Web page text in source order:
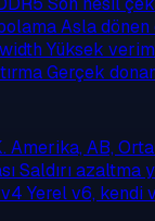
Asla
Yüksek
Gerçek
Amerika, AB,
Saldırı azaltma
Yerel v6, kendi